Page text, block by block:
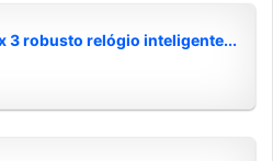
3 robusto relógio inteligente...